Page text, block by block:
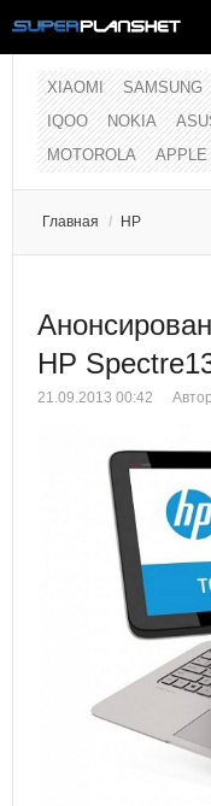
XIAOMI SAMSUNG
IQOO
NOKIA
MOTOROLA
APPLE
Главная / HP
HP
21.09.2013 00:42